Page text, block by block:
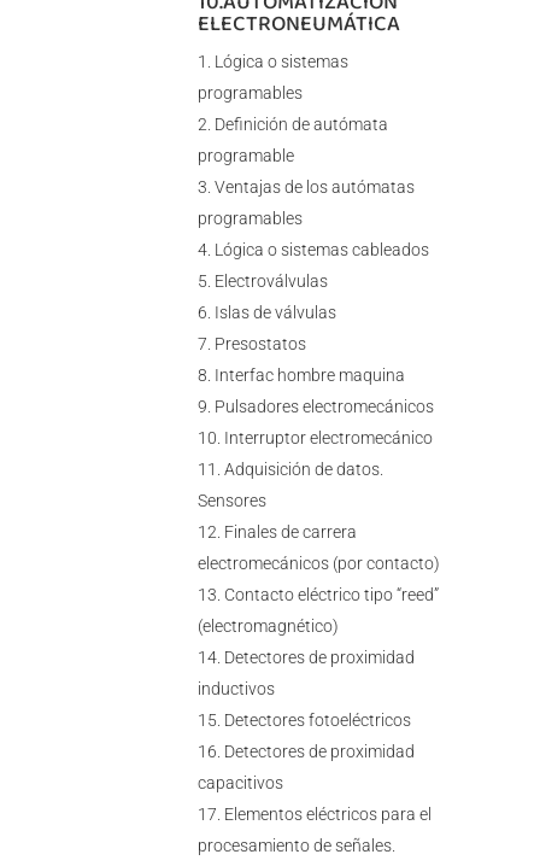
ELECTRONEUMÁTICA
Lógica o sistemas
programables
Definición de autómata
programable
Ventajas de los autómatas
programables
Lógica o sistemas cableados
Electroválvulas
Islas de válvulas
Presostatos
Interfac hombre maquina
Pulsadores electromecánicos
Interruptor electromecánico
Adquisición de datos.
Sensores
Finales de carrera
electromecánicos (por contacto)
Contacto eléctrico tipo “reed”
(electromagnético)
Detectores de proximidad
inductivos
Detectores fotoeléctricos
Detectores de proximidad
capacitivos
Elementos eléctricos para el
procesamiento de señales.